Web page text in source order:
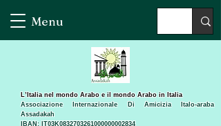
Menu
L’Italia nel mondo Arabo e il mondo Arabo in Italia
Associazione Internazionale Di Amicizia Italo-araba
Assadakah
IBAN: IT03K0832703261000000002834